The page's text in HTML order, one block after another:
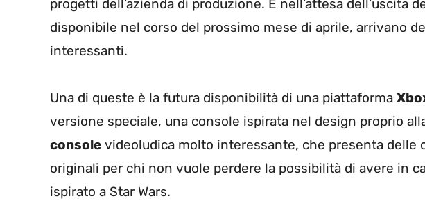
progetti dell’azienda di produzione. E nell’attesa dell’uscita
disponibile nel corso del prossimo mese di aprile, arrivano
interessanti.
Una di queste è la futura disponibilità di una piattaforma
versione speciale, una console ispirata nel design proprio
console videoludica molto interessante, che presenta delle
originali per chi non vuole perdere la possibilità di avere in
ispirato a Star Wars.